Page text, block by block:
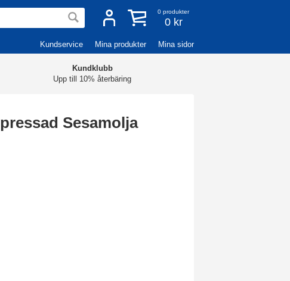
0 produkter
0 kr
Kundservice Mina produkter Mina sidor
Kundklubb
Upp till 10% återbäring
Sesamolja